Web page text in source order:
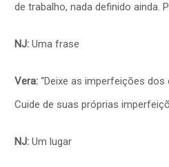
de trabalho, nada definido ainda.
NJ: Uma frase
Vera: “Deixe as imperfeições
Cuide de suas próprias
NJ: Um lugar